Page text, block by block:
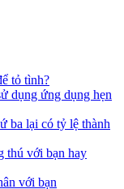
tỏ tình?
dụng ứng dụng hẹn
ba lại có tỷ lệ thành
thú với bạn hay
với bạn